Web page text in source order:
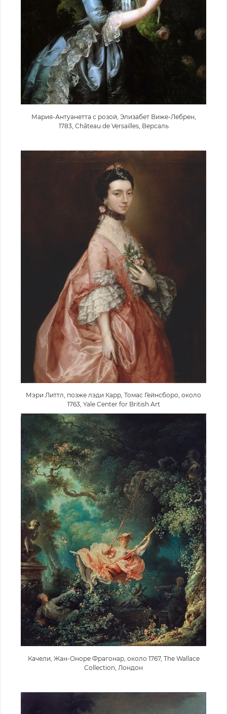
Мария-Антуанетта с розой, Элизабет Виже-Лебрен,
1783, Château de Versailles, Версаль
Мэри Литтл, позже лэди Карр, Томас Гейнсборо, около
1763, Yale Center for British Art
Качели, Жан-Оноре Фрагонар, около 1767, The Wallace
Collection, Лондон